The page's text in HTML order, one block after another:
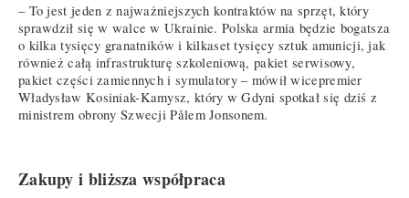
– To jest jeden z najważniejszych kontraktów na sprzęt, który
sprawdził się w walce w Ukrainie. Polska armia będzie bogatsza
o kilka tysięcy granatników i kilkaset tysięcy sztuk amunicji, jak
również całą infrastrukturę szkoleniową, pakiet serwisowy,
pakiet części zamiennych i symulatory – mówił wicepremier
Władysław Kosiniak-Kamysz, który w Gdyni spotkał się dziś z
ministrem obrony Szwecji Pålem Jonsonem.
Zakupy i bliższa współpraca